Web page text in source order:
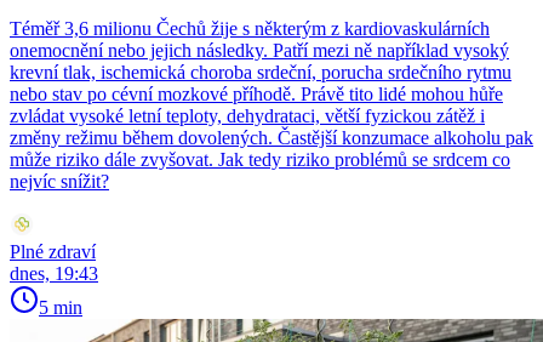
Téměř 3,6 milionu Čechů žije s některým z kardiovaskulárních
onemocnění nebo jejich následky. Patří mezi ně například vysoký
krevní tlak, ischemická choroba srdeční, porucha srdečního rytmu
nebo stav po cévní mozkové příhodě. Právě tito lidé mohou hůře
zvládat vysoké letní teploty, dehydrataci, větší fyzickou zátěž i
změny režimu během dovolených. Častější konzumace alkoholu pak
může riziko dále zvyšovat. Jak tedy riziko problémů se srdcem co
nejvíc snížit?
Plné zdraví
dnes, 19:43
5 min